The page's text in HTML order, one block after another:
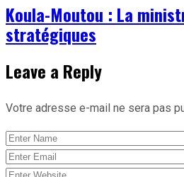
Koula-Moutou : La
stratégiques
Leave a Reply
Votre adresse e-mail ne sera pas